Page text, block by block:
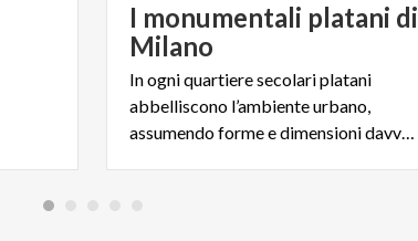
I monumentali platani di
Milano
In ogni quartiere secolari platani
abbelliscono l’ambiente urbano,
assumendo forme e dimensioni davvero speciali.